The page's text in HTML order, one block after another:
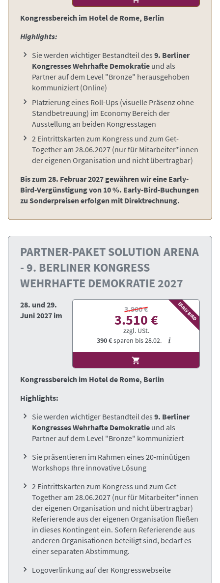
Kongressbereich im Hotel de Rome, Berlin
Highlights:
Sie werden wichtiger Bestandteil des 9. Berliner
Kongresses Wehrhafte Demokratie und als
Partner auf dem Level "Bronze" herausgehoben
kommuniziert (Online)
Platzierung eines Roll-Ups (visuelle Präsenz ohne
Standbetreuung) im Economy Bereich der
Ausstellung an beiden Kongresstagen
2 Eintrittskarten zum Kongress und zum Get-
Together am 28.06.2027 (nur für Mitarbeiter*innen
der eigenen Organisation und nicht übertragbar)
Bis zum 28. Februar 2027 gewähren wir eine Early-
Bird-Vergünstigung von 10 %. Early-Bird-Buchungen
zu Sonderpreisen erfolgen mit Direktrechnung.
PARTNER-PAKET SOLUTION ARENA
- 9. BERLINER KONGRESS
WEHRHAFTE DEMOKRATIE 2027
EARLY BIRD
3.900 €
3.510 €
zzgl. USt.
390 €sparen bis28.02.
28. und 29.
Juni 2027 im
Kongressbereich im Hotel de Rome, Berlin
Highlights:
Sie werden wichtiger Bestandteil des 9. Berliner
Kongresses Wehrhafte Demokratie und als
Partner auf dem Level "Bronze" kommuniziert
Sie präsentieren im Rahmen eines 20-minütigen
Workshops Ihre innovative Lösung
2 Eintrittskarten zum Kongress und zum Get-
Together am 28.06.2027 (nur für Mitarbeiter*innen
der eigenen Organisation und nicht übertragbar)
Referierende aus der eigenen Organisation fließen
in dieses Kontingent ein. Sofern Referierende aus
anderen Organisationen beteiligt sind, bedarf es
einer separaten Abstimmung.
Logoverlinkung auf der Kongresswebseite